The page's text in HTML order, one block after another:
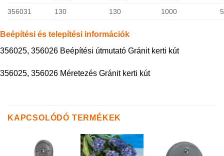
356031
130 130 1000 5
Beépítési és telepítési információk
356025, 356026 Beépítési útmutató Gránit kerti kút
356025, 356026 Méretezés Gránit kerti kút
KAPCSOLÓDÓ TERMÉKEK